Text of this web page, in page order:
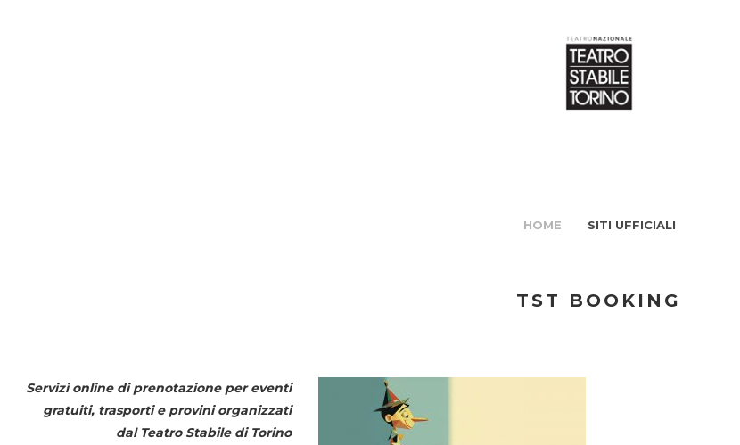
HOME SITI UFFICIALI
TST BOOKING
Servizi online di prenotazione per eventi
gratuiti, trasporti e provini organizzati
dal Teatro Stabile di Torino